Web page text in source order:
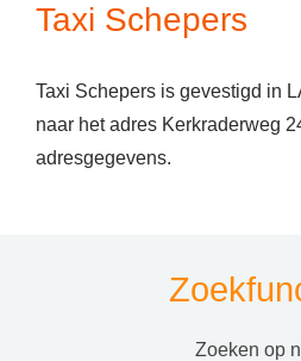
Taxi Schepers
Taxi Schepers is gevestigd in
naar het adres Kerkraderweg
adresgegevens.
zoeken op